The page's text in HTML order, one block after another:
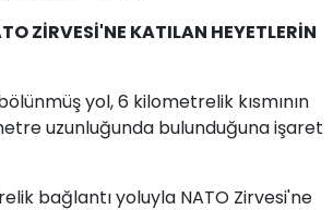
ZİRVESİ'NE KATILAN HEYETLERİN
yol, 6 kilometrelik kısmının
uzunluğunda bulunduğuna işaret
bağlantı yoluyla NATO Zirvesi'ne